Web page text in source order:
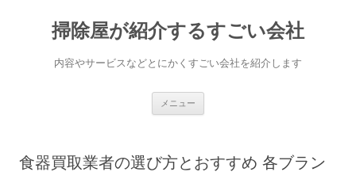
掃除屋が紹介するすごい会社
内容やサービスなどとにかくすごい会社を紹介します
メニュー
食器買取業者の選び方とおすすめ 各ブラン